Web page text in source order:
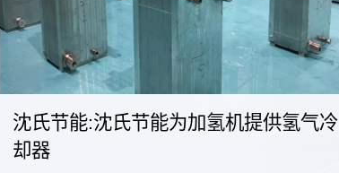
沈氏节能:沈氏节能为加氢机提供氢气冷
却器